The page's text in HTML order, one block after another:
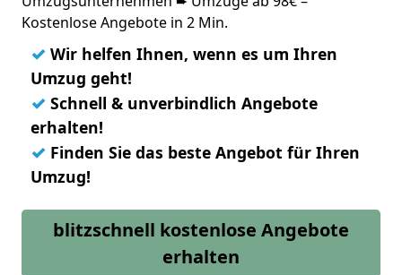
Kostenlose Angebote in 2 Min.
✓ Wir helfen Ihnen, wenn es um Ihren
Umzug geht!
✓ Schnell & unverbindlich Angebote
erhalten!
✓ Finden Sie das beste Angebot für Ihren
Umzug!
blitzschnell kostenlose Angebote
erhalten